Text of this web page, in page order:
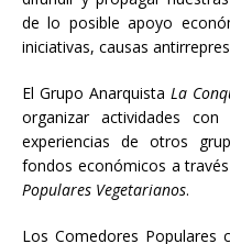
de lo posible apoyo
iniciativas, causas
El Grupo Anarquista La
organizar actividades
experiencias de otros
fondos económicos a
Populares Vegetarianos.
Los Comedores Populares